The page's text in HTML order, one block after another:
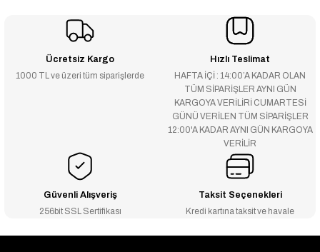
Ücretsiz Kargo
1000 TL ve üzeri tüm siparişlerde
Hızlı Teslimat
HAFTA İÇİ : 14:00’A KADAR OLAN
TÜM SİPARİŞLER AYNI GÜN
KARGOYA VERİLİRİ CUMARTESİ
GÜNÜ VERİLEN TÜM SİPARİŞLER
12:00'A KADAR AYNI GÜN KARGOYA
VERİLİR
Güvenli Alışveriş
256bit SSL Sertifikası
Taksit Seçenekleri
Kredi kartına taksit ve havale